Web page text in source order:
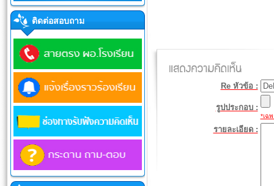
ติดต่อสอบถาม
Re หัวข้อ :
รูปประกอบ :
*เฉ
รายละเอียด :